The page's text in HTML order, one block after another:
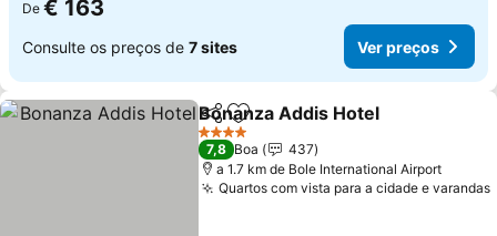
De € 163
Consulte os preços de 7 sites Ver preços
PartilharAdicionar aos favoritos
Bonanza Addis Hotel
4 Estrelas
7,8 Boa
437
a 1.7 km de Bole International Airport
Quartos com vista para a cidade e varandas